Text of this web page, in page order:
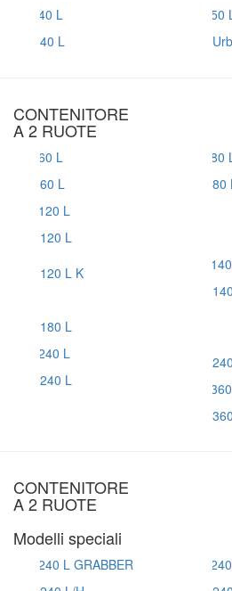
40 L
CONTENITORE
A 2 RUOTE
60 L 80
120 L
120 L K
180 L
240 L
CONTENITORE
A 2 RUOTE
Modelli speciali